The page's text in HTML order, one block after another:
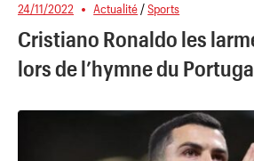
24/11/2022 Actualité/Sports
Cristiano Ronaldo les
lors de l’hymne du